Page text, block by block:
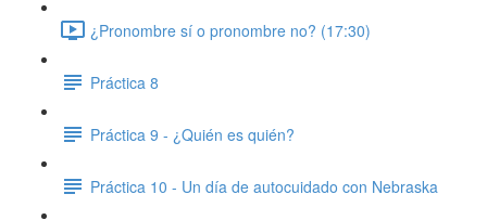
¿Pronombre sí o pronombre no? (17:30)
Práctica 8
Práctica 9 - ¿Quién es quién?
Práctica 10 - Un día de autocuidado con Nebraska